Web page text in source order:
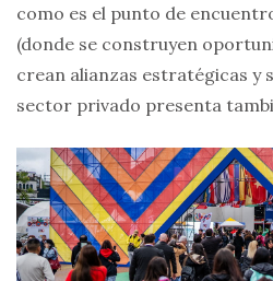
como es el punto de
(donde se construyen
crean alianzas estratégicas y
sector privado presenta